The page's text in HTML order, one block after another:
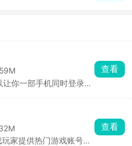
你一部手机同时登录多
行稳定，消息接收及
市面上其他双开软件更
查看
家提供热门游戏账号的
查看